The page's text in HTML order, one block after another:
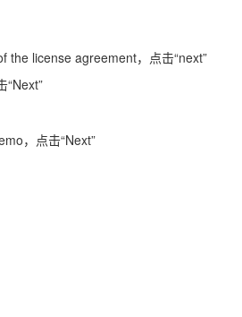
the license agreement，点击“next”
“Next”
，点击“Next”